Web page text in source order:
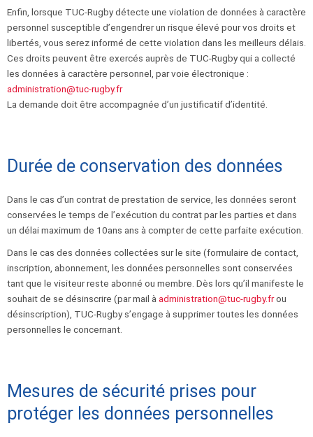
Enfin, lorsque TUC-Rugby détecte une violation de données à caractère
personnel susceptible d’engendrer un risque élevé pour vos droits et
libertés, vous serez informé de cette violation dans les meilleurs délais.
Ces droits peuvent être exercés auprès de TUC-Rugby qui a collecté
les données à caractère personnel, par voie électronique :
administration@tuc-rugby.fr
La demande doit être accompagnée d’un justificatif d’identité.
Durée de conservation des données
Dans le cas d’un contrat de prestation de service, les données seront
conservées le temps de l’exécution du contrat par les parties et dans
un délai maximum de 10ans ans à compter de cette parfaite exécution.
Dans le cas des données collectées sur le site (formulaire de contact,
inscription, abonnement, les données personnelles sont conservées
tant que le visiteur reste abonné ou membre. Dès lors qu’il manifeste le
souhait de se désinscrire (par mail à administration@tuc-rugby.frou
désinscription), TUC-Rugby s’engage à supprimer toutes les données
personnelles le concernant.
Mesures de sécurité prises pour
protéger les données personnelles